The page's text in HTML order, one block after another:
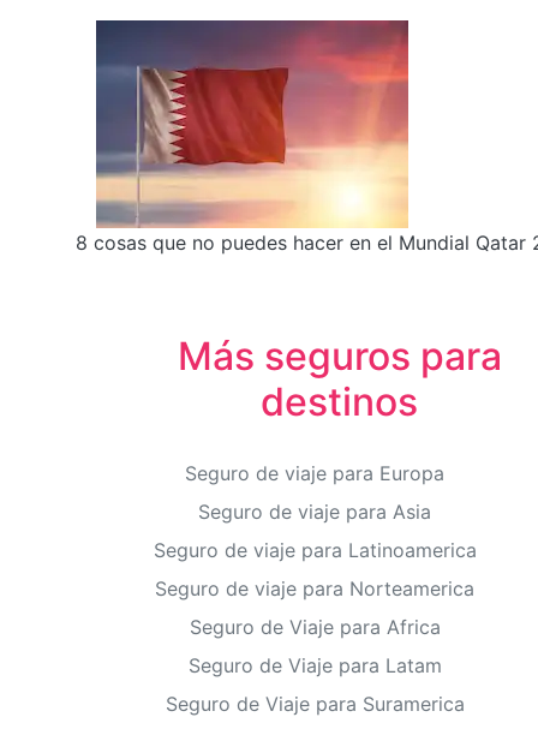
8 cosas que no puedes hacer en el Mundial Qatar
Más seguros para
destinos
Seguro de viaje para Europa
Seguro de viaje para Asia
Seguro de viaje para Latinoamerica
Seguro de viaje para Norteamerica
Seguro de Viaje para Africa
Seguro de Viaje para Latam
Seguro de Viaje para Suramerica